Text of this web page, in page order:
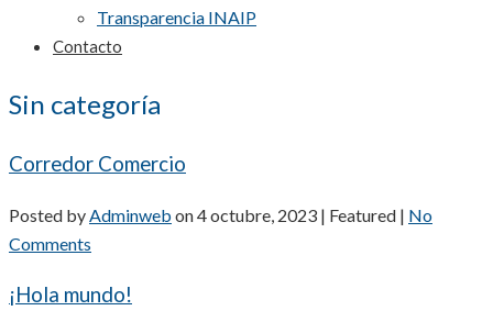
Transparencia INAIP
Contacto
Sin categoría
Corredor Comercio
Posted by Adminweb on4 octubre, 2023 | Featured | No
Comments
¡Hola mundo!